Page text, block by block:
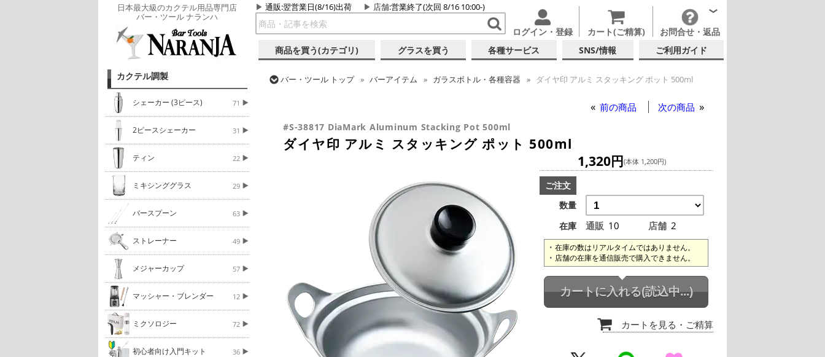
日本最大級のカクテル用品専門店
バー・ツール ナランハ
通販:翌営業日(8/16)出荷 店舗:営業終了(次回 8/16 10:00-)
ログイン・登録 カート(ご精算) お問合せ・返品
商品を買う(カテゴリ) グラスを買う 各種サービス SNS/情報 ご利用ガイド
カクテル調製
シェーカー (3ピース) 71
2ピースシェーカー 31
ティン 22
ミキシンググラス 29
バースプーン 63
ストレーナー 49
メジャーカップ 57
マッシャー・ブレンダー 12
ミクソロジー 72
初心者向け入門キット 36
バー・ツール トップ バーアイテム ガラスボトル・各種容器
ダイヤ印 アルミ スタッキング ポット 500ml
前の商品 次の商品
#S-38817 DiaMark Aluminum Stacking Pot 500ml
ダイヤ印 アルミ スタッキング ポット 500ml
1,320円(本体 1,200円)
ご注文
数量
在庫
通販 10 店舗 2
在庫の数はリアルタイムではありません。
店舗の在庫を通信販売で購入できません。
カートに入れる(読込中...)
カートを見る ・ご精算